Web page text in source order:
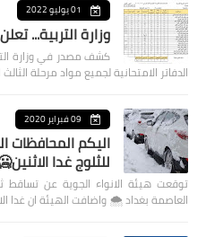
01 يوليو 2022
وزارة التربية...
كشف مصدر في وزارة
الدفاتر الامتحانية لجميع مواد مرحلة
09 فبراير 2020
اليكم
للثلوج غدا
توقعت هيئة الانواء الجوية عن
العاصمة بغداد ⁦🌨️⁩ واضافت الهيئة ان غدا الاثنين …